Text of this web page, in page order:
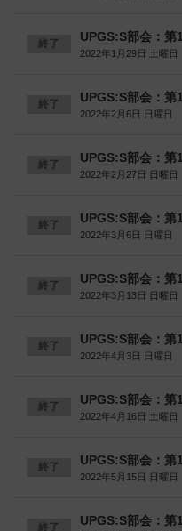
終了 UPGS:S部会：第
2022年1月29日 土曜日
終了 UPGS:S部会：第
2022年2月6日 日曜日
終了 UPGS:S部会：第
2022年2月27日 日曜日
終了 UPGS:S部会：第
2022年3月6日 日曜日
終了 UPGS:S部会：第
2022年3月13日 日曜日
終了 UPGS:S部会：第
2022年4月3日 日曜日
終了 UPGS:S部会：第
2022年4月16日 土曜日
終了 UPGS:S部会：第
2022年5月15日 日曜日
終了 UPGS:S部会：第